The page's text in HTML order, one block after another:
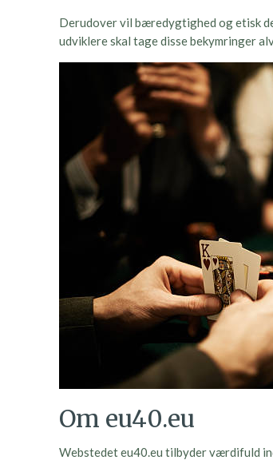
Derudover vil bæredygtighed og etisk
udviklere skal tage disse bekymringer
Om eu40.eu
Webstedet eu40.eu tilbyder værdifuld